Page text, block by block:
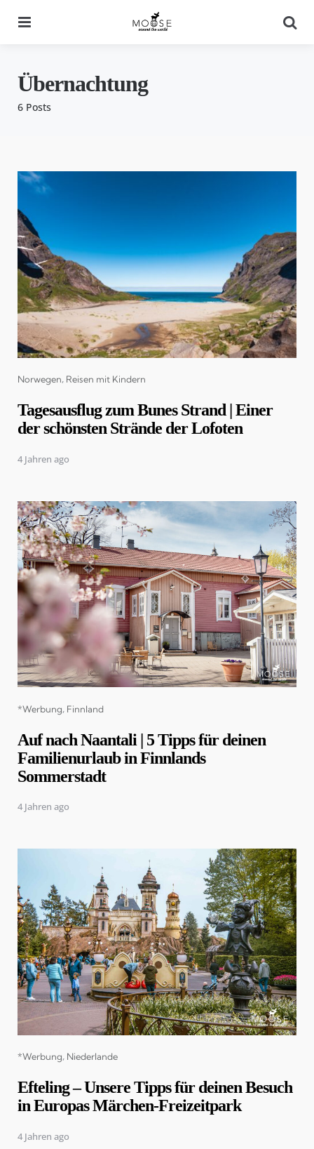
6 Posts
Übernachtung
Categories
Norwegen Reisen mit Kindern
Tagesausflug zum Bunes Strand | Einer
der schönsten Strände der Lofoten
4 Jahren ago
Categories
*Werbung Finnland
Auf nach Naantali | 5 Tipps für deinen
Familienurlaub in Finnlands
Sommerstadt
4 Jahren ago
Categories
*Werbung Niederlande
Efteling – Unsere Tipps für deinen Besuch
in Europas Märchen-Freizeitpark
4 Jahren ago